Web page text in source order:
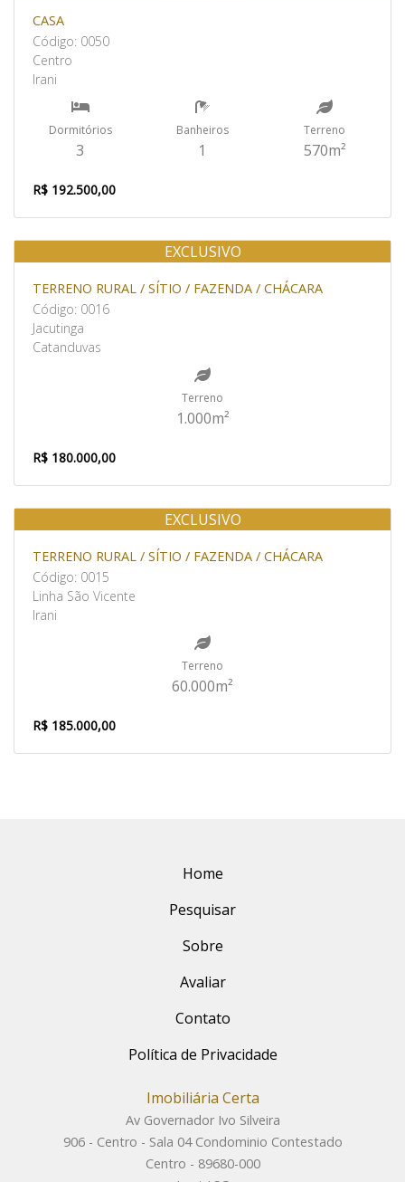
CASA
Código: 0050
Centro
Irani
Dormitórios
3
Banheiros
1
Terreno
570m²
R$ 192.500,00
Venda
EXCLUSIVO
TERRENO RURAL / SÍTIO / FAZENDA / CHÁCARA
Código: 0016
Jacutinga
Catanduvas
Terreno
1.000m²
R$ 180.000,00
Venda
EXCLUSIVO
TERRENO RURAL / SÍTIO / FAZENDA / CHÁCARA
Código: 0015
Linha São Vicente
Irani
Terreno
60.000m²
R$ 185.000,00
Home
Pesquisar
Sobre
Avaliar
Contato
Política de Privacidade
Imobiliária Certa
Av Governador Ivo Silveira
906 - Centro - Sala 04 Condominio Contestado
Centro - 89680-000